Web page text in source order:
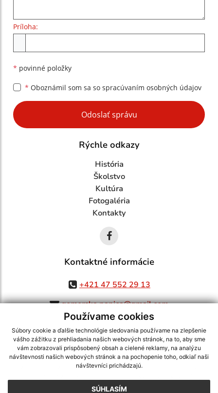
Používame cookies
Súbory cookie a ďalšie technológie sledovania používame na zlepšenie
vášho zážitku z prehliadania našich webových stránok, na to, aby sme
vám zobrazovali prispôsobený obsah a cielené reklamy, na analýzu
návštevnosti našich webových stránok a na pochopenie toho, odkiaľ naši
návštevníci prichádzajú.
SÚHLASÍM
Príloha:
* povinné položky
* Oboznámil som sa so spracúvaním osobných údajov
Google reCaptcha Response
Odoslať správu
Rýchle odkazy
História
Školstvo
Kultúra
Fotogaléria
Kontakty
Kontaktné informácie
+421 47 552 29 13
gemerska.panica@gmail.com
využite možnosť získavania aktuálnych informácií s využitím RSS
CMS systém (redakčný) systém ECHELON 2,Mapa stránok,web portál
webex.digital, s.r.o.,domény,registrácia domény